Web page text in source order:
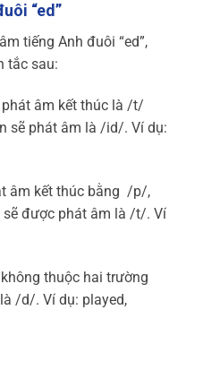
“ed”
tiếng Anh đuôi “ed”,
tắc sau:
âm kết thúc là /t/
sẽ phát âm là /id/. Ví dụ:
âm kết thúc bằng /p/,
được phát âm là /t/. Ví
thuộc hai trường
/d/. Ví dụ: played,